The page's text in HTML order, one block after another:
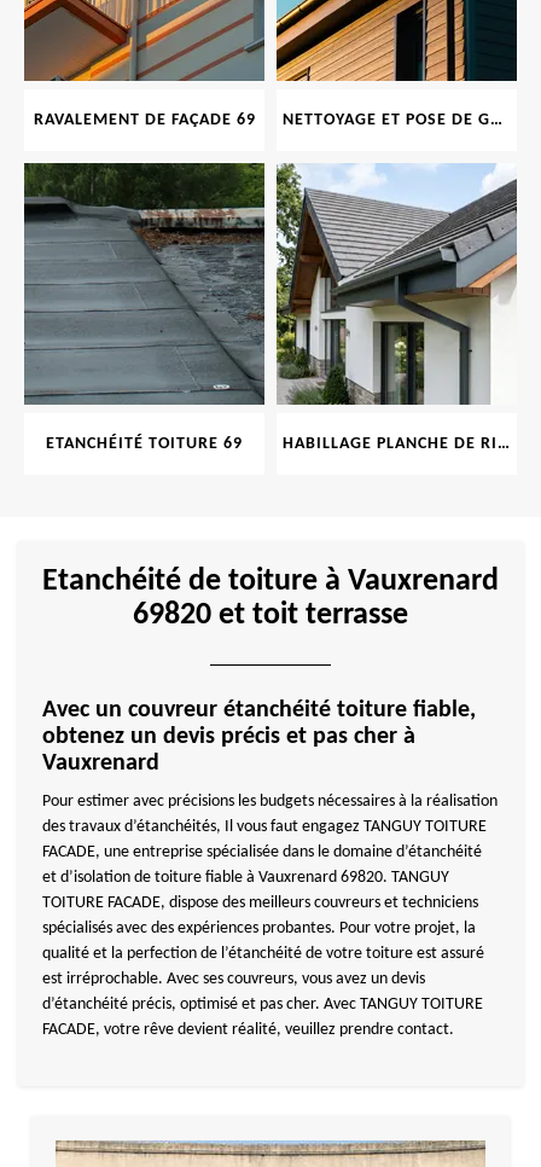
RAVALEMENT DE FAÇADE 69 NETTOYAGE ET POSE DE GOUTTIÈRE 69
ETANCHÉITÉ TOITURE 69 HABILLAGE PLANCHE DE RIVE 69
Etanchéité de toiture à Vauxrenard
69820 et toit terrasse
Avec un couvreur étanchéité toiture fiable,
obtenez un devis précis et pas cher à
Vauxrenard
Pour estimer avec précisions les budgets nécessaires à la réalisation
des travaux d’étanchéités, Il vous faut engagez TANGUY TOITURE
FACADE, une entreprise spécialisée dans le domaine d’étanchéité
et d’isolation de toiture fiable à Vauxrenard 69820. TANGUY
TOITURE FACADE, dispose des meilleurs couvreurs et techniciens
spécialisés avec des expériences probantes. Pour votre projet, la
qualité et la perfection de l’étanchéité de votre toiture est assuré
est irréprochable. Avec ses couvreurs, vous avez un devis
d’étanchéité précis, optimisé et pas cher. Avec TANGUY TOITURE
FACADE, votre rêve devient réalité, veuillez prendre contact.